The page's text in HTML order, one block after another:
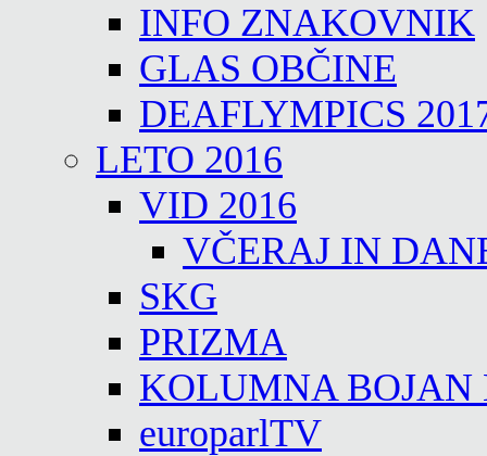
INFO ZNAKOVNIK
GLAS OBČINE
DEAFLYMPICS
LETO 2016
VID 2016
VČERAJ IN
SKG
PRIZMA
KOLUMNA BOJAN
europarlTV